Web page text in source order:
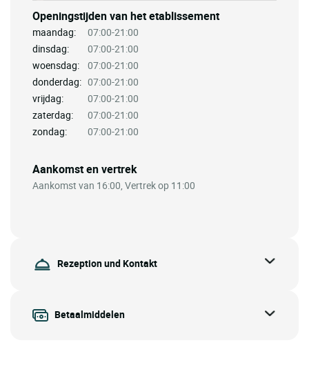
Openingstijden van het etablissement
maandag:
07:00-21:00
dinsdag:
07:00-21:00
woensdag:
07:00-21:00
donderdag: 07:00-21:00
vrijdag:
07:00-21:00
zaterdag:
07:00-21:00
zondag:
07:00-21:00
Aankomst en vertrek
Aankomst van 16:00, Vertrek op 11:00
Rezeption und Kontakt
Betaalmiddelen